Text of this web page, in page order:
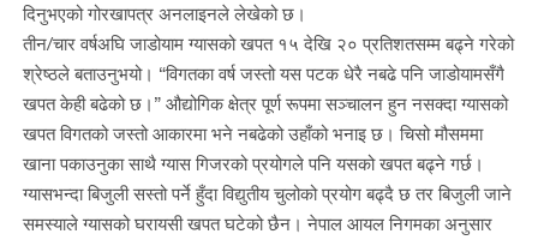
दिनुभएको गोरखापत्र अनलाइनले लेखेको छ।
तीन/चार वर्षअघि जाडोयाम ग्यासको खपत १५ देखि २० प्रतिशतसम्म बढ्ने गरेको
श्रेष्ठले बताउनुभयो। “विगतका वर्ष जस्तो यस पटक धेरै नबढे पनि जाडोयामसँगै
खपत केही बढेको छ।” औद्योगिक क्षेत्र पूर्ण रूपमा सञ्चालन हुन नसक्दा ग्यासको
खपत विगतको जस्तो आकारमा भने नबढेको उहाँको भनाइ छ। चिसो मौसममा
खाना पकाउनुका साथै ग्यास गिजरको प्रयोगले पनि यसको खपत बढ्ने गर्छ।
ग्यासभन्दा बिजुली सस्तो पर्ने हुँदा विद्युतीय चुलोको प्रयोग बढ्दै छ तर बिजुली जाने
समस्याले ग्यासको घरायसी खपत घटेको छैन। नेपाल आयल निगमका अनुसार